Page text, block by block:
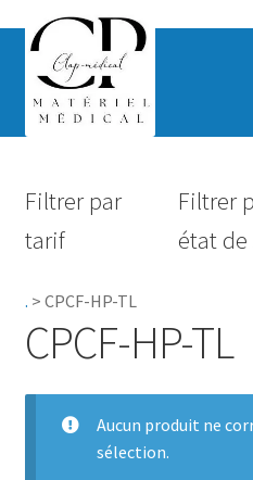
Hygiène
Accessoires Salle de bain
Filtrer par
tarif
Filtrer
état
. > CPCF-HP-TL
CPCF-HP-TL
Aucun produit ne
sélection.